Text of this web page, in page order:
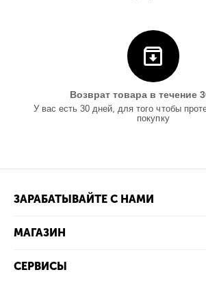
Возврат товара в течение
У вас есть 30 дней, для того чтобы
покупку
ЗАРАБАТЫВАЙТЕ С НАМИ
МАГАЗИН
СЕРВИСЫ